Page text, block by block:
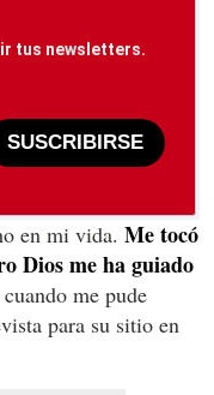
tus newsletters.
SUSCRIBIRSE
en mi vida. Me tocó
Dios me ha guiado
me pude
para su sitio en